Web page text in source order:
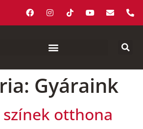
Gyáraink
színek otthona